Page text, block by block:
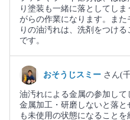
り塗装も一緒に落としてし
がらの作業になります。ま
りの油汚れは、洗剤をつけ
です。
おそうじスミー さん(
油汚れによる金属の参加し
金属加工・研磨しないと落
も未使用の状態になること